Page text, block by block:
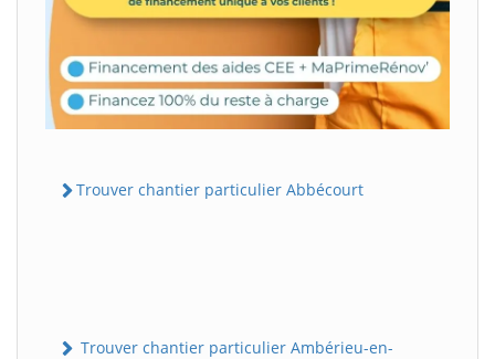
Trouver chantier particulier Abbécourt
Trouver chantier particulier Ambérieu-en-